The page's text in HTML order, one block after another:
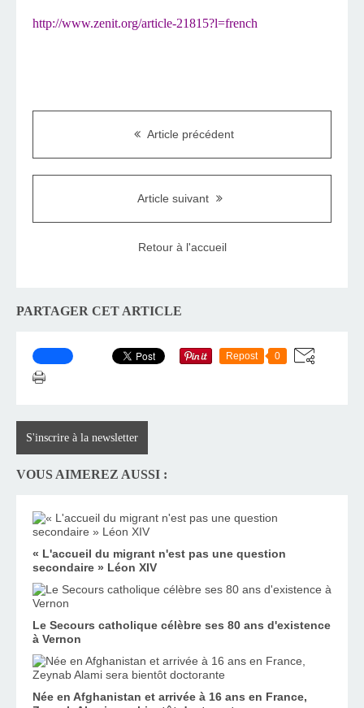
http://www.zenit.org/article-21815?l=french
Article précédent
Article suivant
Retour à l'accueil
PARTAGER CET ARTICLE
Repost 0
S'inscrire à la newsletter
VOUS AIMEREZ AUSSI :
« L'accueil du migrant n'est pas une question
secondaire » Léon XIV
Le Secours catholique célèbre ses 80 ans d'existence
à Vernon
Née en Afghanistan et arrivée à 16 ans en France,